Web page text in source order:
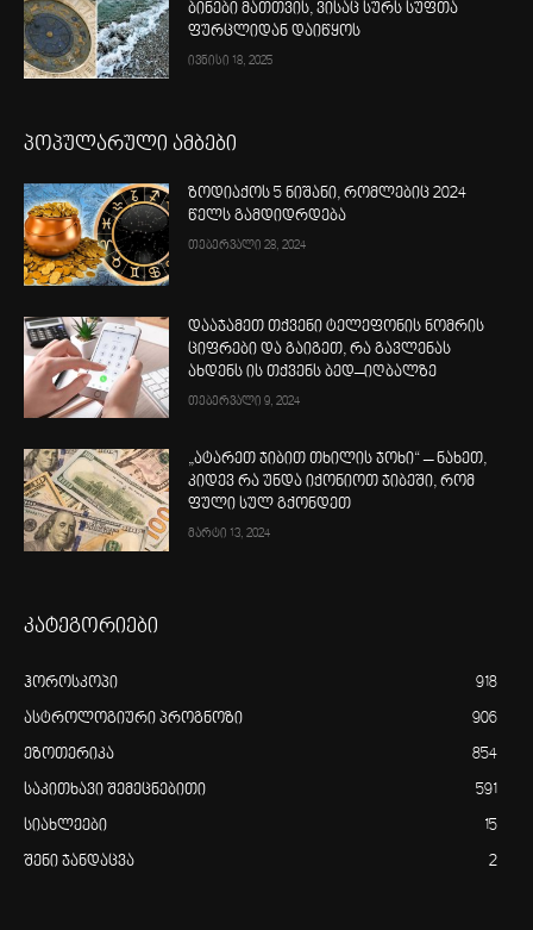
ბინები მათთვის, ვისაც სურს სუფთა
ფურცლიდან დაიწყოს
ივნისი 18, 2025
პოპულარული ამბები
ზოდიაქოს 5 ნიშანი, რომლებიც 2024
წელს გამდიდრდება
თებერვალი 28, 2024
დააჯამეთ თქვენი ტელეფონის ნომრის
ციფრები და გაიგეთ, რა გავლენას
ახდენს ის თქვენს ბედ–იღბალზე
თებერვალი 9, 2024
„ატარეთ ჯიბით თხილის ჯოხი“ – ნახეთ,
კიდევ რა უნდა იქონიოთ ჯიბეში, რომ
ფული სულ გქონდეთ
მარტი 13, 2024
კატეგორიები
ჰოროსკოპი 918
ასტროლოგიური პროგნოზი 906
ეზოთერიკა 854
საკითხავი შემეცნებითი 591
სიახლეები 15
შენი ჯანდაცვა 2